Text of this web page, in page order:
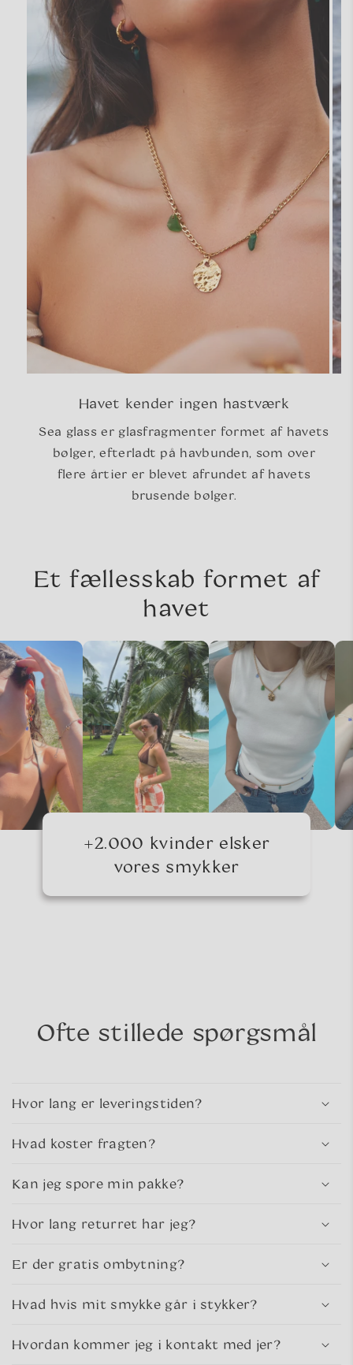
Havet kender ingen hastværk
Sea glass er glasfragmenter formet af havets
bølger, efterladt på havbunden, som over
flere årtier er blevet afrundet af havets
brusende bølger.
Et fællesskab formet af
havet
+2.000 kvinder elsker
vores smykker
Ofte stillede spørgsmål
Hvor lang er leveringstiden?
Hvad koster fragten?
Kan jeg spore min pakke?
Hvor lang returret har jeg?
Er der gratis ombytning?
Hvad hvis mit smykke går i stykker?
Hvordan kommer jeg i kontakt med jer?